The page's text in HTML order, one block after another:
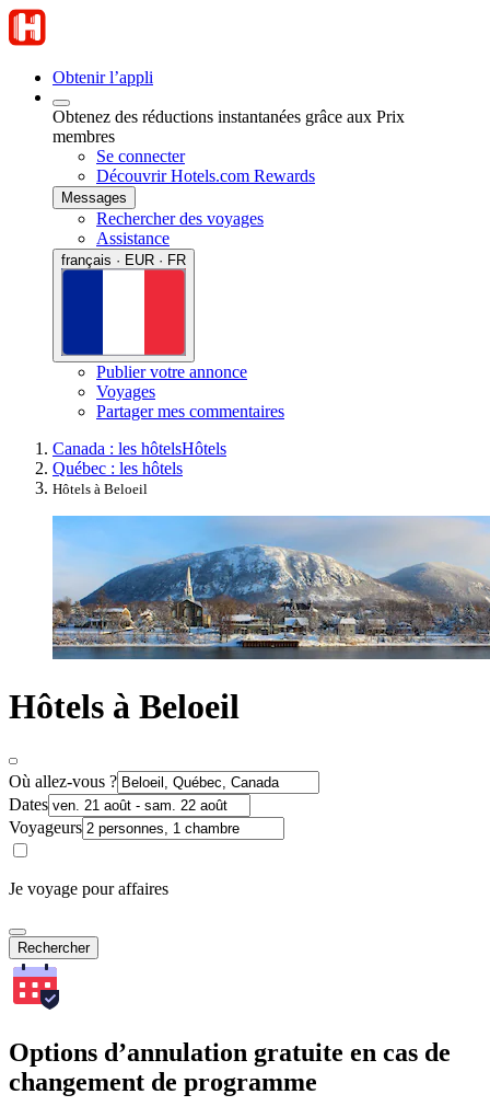
Obtenir l’appli
Obtenez des réductions instantanées grâce aux Prix
membres
Se connecter
Découvrir Hotels.com Rewards
Messages
Rechercher des voyages
Assistance
français · EUR · FR
Publier votre annonce
Voyages
Partager mes commentaires
Canada : les hôtelsHôtels
Québec : les hôtels
Hôtels à Beloeil
Hôtels à Beloeil
Où allez-vous ?
Dates
Voyageurs
Je voyage pour affaires
Rechercher
Options d’annulation gratuite en cas de
changement de programme